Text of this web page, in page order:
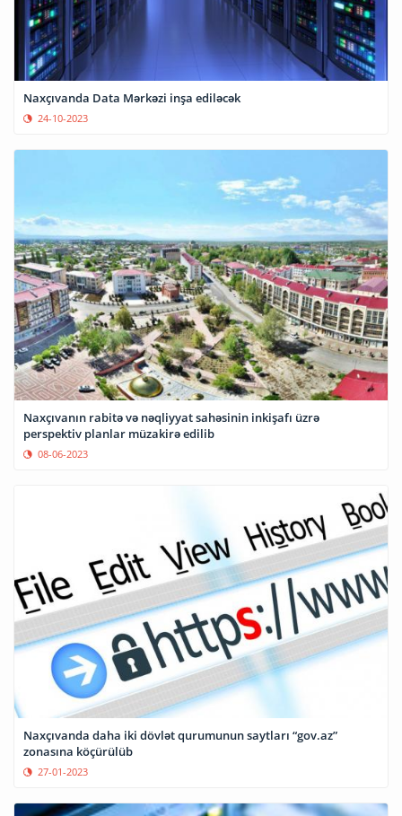
Naxçıvanda Data Mərkəzi inşa ediləcək
24-10-2023
Naxçıvanın rabitə və nəqliyyat sahəsinin inkişafı üzrə
perspektiv planlar müzakirə edilib
08-06-2023
Naxçıvanda daha iki dövlət qurumunun saytları “gov.az”
zonasına köçürülüb
27-01-2023